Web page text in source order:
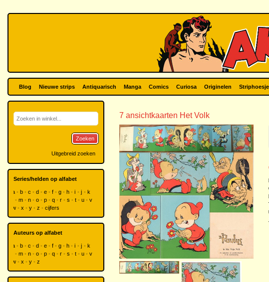
Blog Nieuwe strips Antiquarisch Manga Comics Curiosa Originelen
7 ansichtkaarten Het Volk
Zoeken
Uitgebreid zoeken
Series/helden op alfabet
a b c d e f g h i j
k
m n o p q r s t u
v
w
x y z cijfers
Auteurs op alfabet
a b c d e f g h i j
k
m n o p q r s t u
v
w
x y z